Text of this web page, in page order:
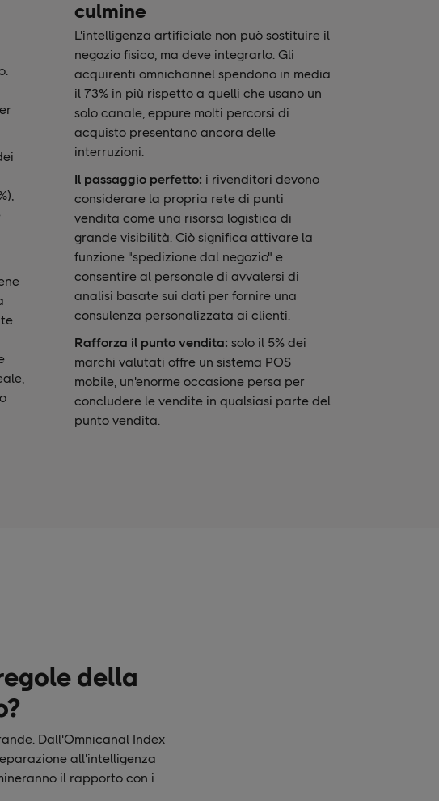
culmine
L'intelligenza artificiale non può sostituire il
negozio fisico, ma deve integrarlo. Gli
acquirenti omnichannel spendono in media
il 73% in più rispetto a quelli che usano un
solo canale, eppure molti percorsi di
acquisto presentano ancora delle
interruzioni.
Il passaggio perfetto: i rivenditori devono
considerare la propria rete di punti
vendita come una risorsa logistica di
grande visibilità. Ciò significa attivare la
funzione "spedizione dal negozio" e
consentire al personale di avvalersi di
analisi basate sui dati per fornire una
consulenza personalizzata ai clienti.
Rafforza il punto vendita: solo il 5% dei
marchi valutati offre un sistema POS
mobile, un'enorme occasione persa per
concludere le vendite in qualsiasi parte del
punto vendita.
della
Dall'Omnicanal Index
all'intelligenza
il rapporto con i